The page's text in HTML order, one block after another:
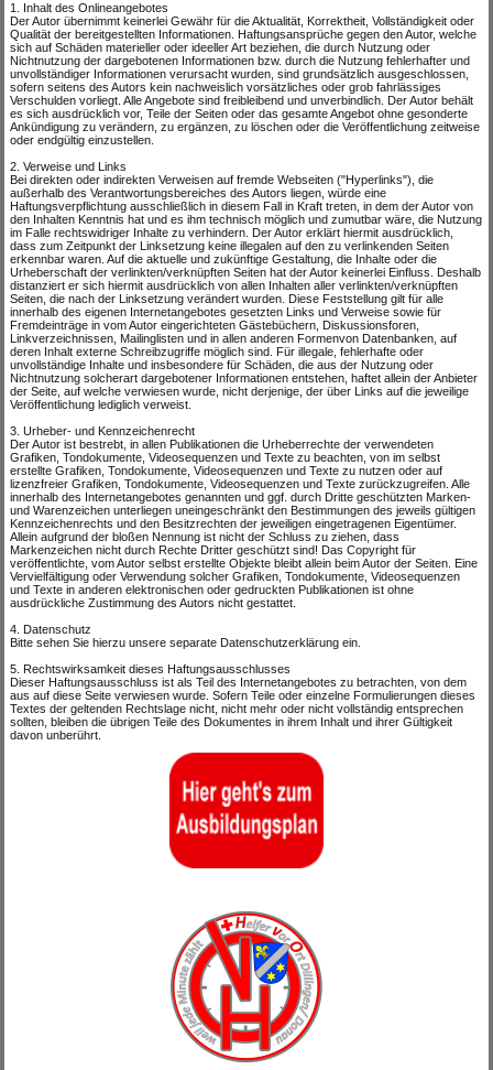
1. Inhalt des Onlineangebotes
Der Autor übernimmt keinerlei Gewähr für die Aktualität, Korrektheit, Vollständigkeit oder
Qualität der bereitgestellten Informationen. Haftungsansprüche gegen den Autor, welche
sich auf Schäden materieller oder ideeller Art beziehen, die durch Nutzung oder
Nichtnutzung der dargebotenen Informationen bzw. durch die Nutzung fehlerhafter und
unvollständiger Informationen verursacht wurden, sind grundsätzlich ausgeschlossen,
sofern seitens des Autors kein nachweislich vorsätzliches oder grob fahrlässiges
Verschulden vorliegt. Alle Angebote sind freibleibend und unverbindlich. Der Autor behält
es sich ausdrücklich vor, Teile der Seiten oder das gesamte Angebot ohne gesonderte
Ankündigung zu verändern, zu ergänzen, zu löschen oder die Veröffentlichung zeitweise
oder endgültig einzustellen.
2. Verweise und Links
Bei direkten oder indirekten Verweisen auf fremde Webseiten ("Hyperlinks"), die
außerhalb des Verantwortungsbereiches des Autors liegen, würde eine
Haftungsverpflichtung ausschließlich in diesem Fall in Kraft treten, in dem der Autor von
den Inhalten Kenntnis hat und es ihm technisch möglich und zumutbar wäre, die Nutzung
im Falle rechtswidriger Inhalte zu verhindern. Der Autor erklärt hiermit ausdrücklich,
dass zum Zeitpunkt der Linksetzung keine illegalen auf den zu verlinkenden Seiten
erkennbar waren. Auf die aktuelle und zukünftige Gestaltung, die Inhalte oder die
Urheberschaft der verlinkten/verknüpften Seiten hat der Autor keinerlei Einfluss. Deshalb
distanziert er sich hiermit ausdrücklich von allen Inhalten aller verlinkten/verknüpften
Seiten, die nach der Linksetzung verändert wurden. Diese Feststellung gilt für alle
innerhalb des eigenen Internetangebotes gesetzten Links und Verweise sowie für
Fremdeinträge in vom Autor eingerichteten Gästebüchern, Diskussionsforen,
Linkverzeichnissen, Mailinglisten und in allen anderen Formenvon Datenbanken, auf
deren Inhalt externe Schreibzugriffe möglich sind. Für illegale, fehlerhafte oder
unvollständige Inhalte und insbesondere für Schäden, die aus der Nutzung oder
Nichtnutzung solcherart dargebotener Informationen entstehen, haftet allein der Anbieter
der Seite, auf welche verwiesen wurde, nicht derjenige, der über Links auf die jeweilige
Veröffentlichung lediglich verweist.
3. Urheber- und Kennzeichenrecht
Der Autor ist bestrebt, in allen Publikationen die Urheberrechte der verwendeten
Grafiken, Tondokumente, Videosequenzen und Texte zu beachten, von im selbst
erstellte Grafiken, Tondokumente, Videosequenzen und Texte zu nutzen oder auf
lizenzfreier Grafiken, Tondokumente, Videosequenzen und Texte zurückzugreifen. Alle
innerhalb des Internetangebotes genannten und ggf. durch Dritte geschützten Marken-
und Warenzeichen unterliegen uneingeschränkt den Bestimmungen des jeweils gültigen
Kennzeichenrechts und den Besitzrechten der jeweiligen eingetragenen Eigentümer.
Allein aufgrund der bloßen Nennung ist nicht der Schluss zu ziehen, dass
Markenzeichen nicht durch Rechte Dritter geschützt sind! Das Copyright für
veröffentlichte, vom Autor selbst erstellte Objekte bleibt allein beim Autor der Seiten. Eine
Vervielfältigung oder Verwendung solcher Grafiken, Tondokumente, Videosequenzen
und Texte in anderen elektronischen oder gedruckten Publikationen ist ohne
ausdrückliche Zustimmung des Autors nicht gestattet.
4. Datenschutz
Bitte sehen Sie hierzu unsere separate Datenschutzerklärung ein.
5. Rechtswirksamkeit dieses Haftungsausschlusses
Dieser Haftungsausschluss ist als Teil des Internetangebotes zu betrachten, von dem
aus auf diese Seite verwiesen wurde. Sofern Teile oder einzelne Formulierungen dieses
Textes der geltenden Rechtslage nicht, nicht mehr oder nicht vollständig entsprechen
sollten, bleiben die übrigen Teile des Dokumentes in ihrem Inhalt und ihrer Gültigkeit
davon unberührt.